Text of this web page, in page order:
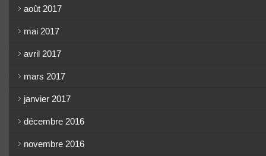
août 2017
mai 2017
avril 2017
mars 2017
janvier 2017
décembre 2016
novembre 2016